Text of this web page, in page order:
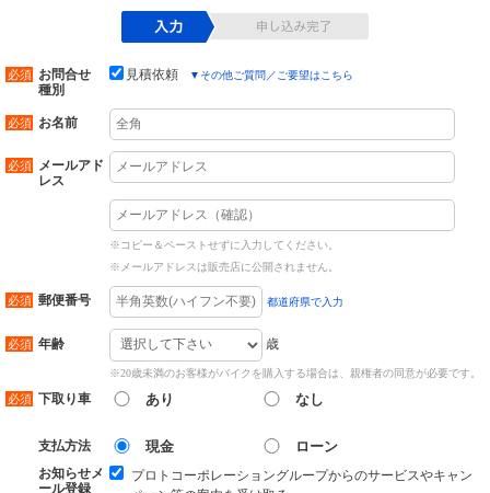
お問合せ
種別
見積依頼 ▼ その他ご質問／ご要望はこちら
お名前
メールアド
レス
※コピー＆ペーストせずに入力してください。
※メールアドレスは販売店に公開されません。
郵便番号 都道府県で入力
年齢 歳
※20歳未満のお客様がバイクを購入する場合は、親権者の同意が必要です。
下取り車 あり なし
支払方法 現金 ローン
お知らせメ
ール登録
プロトコーポレーショングループからのサービスやキャン